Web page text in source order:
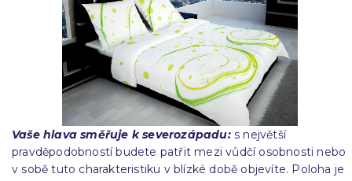
Vaše hlava směřuje k severozápadu:s největší
pravděpodobností budete patřit mezi vůdčí osobnosti nebo
v sobě tuto charakteristiku v blízké době objevíte. Poloha je